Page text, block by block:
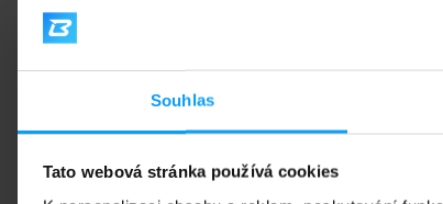
Souhlas
Tato webová stránka používá cookies
Mars